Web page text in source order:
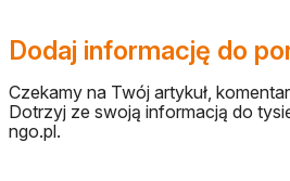
Dodaj informację do
Czekamy na Twój artykuł,
Dotrzyj ze swoją informacją do
ngo.pl.